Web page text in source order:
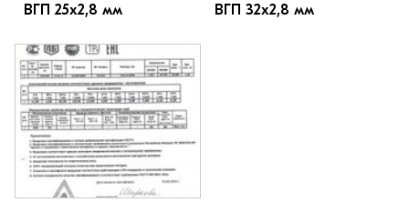
ВГП 25х2,8 мм
ВГП 32х2,8 мм